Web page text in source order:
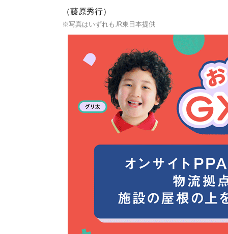
（藤原秀行）
※写真はいずれもJR東日本提供